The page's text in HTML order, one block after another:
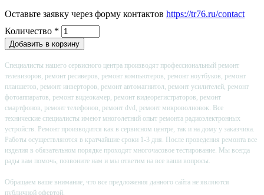
Оставьте заявку через форму контактов https://tr76.ru/contact
Количество *
Специалисты нашего сервисного центра производят профессиональный ремонт
телевизоров, ремонт ресиверов, ремонт компьютеров, ремонт ноутбуков, ремонт
планшетов, ремонт инверторов, ремонт автомагнитол, ремонт усилителей, ремонт
фотоаппаратов, ремонт видеокамер, ремонт видеорегистраторов, ремонт
смартфонов, ремонт телефонов, ремонт dvd, ремонт микроволновок. Все
технические специалисты имеют многолетний опыт ремонта радиоэлектронных
устройств. Ремонт производится как в сервисном центре, так и на дому у заказчика.
Работы осуществляются в кратчайшие сроки 1-3 дня. После проведения ремонта все
изделия в обязательном порядке проходят многочасовое тестирование. Мы всегда
рады вам помочь, позвоните нам и мы ответим на все ваши вопросы.
Обращаем ваше внимание, что все предложения данного сайта не являются
публичной офертой.